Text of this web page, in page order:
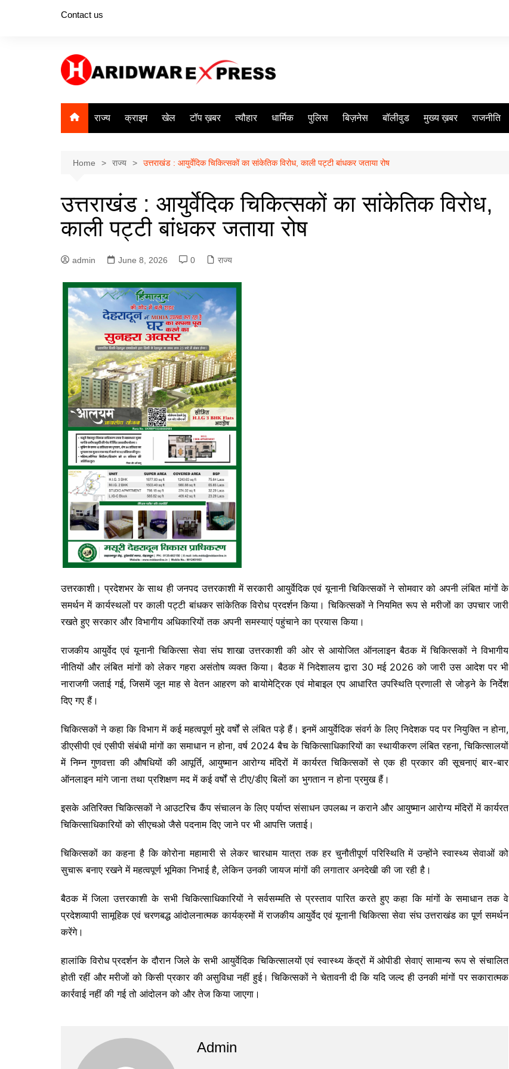
Contact us
राज्य क्राइम खेल टॉप ख़बर त्यौहार धार्मिक पुलिस बिज़नेस बॉलीवुड मुख्य ख़बर राजनीति
Home राज्य उत्तराखंड : आयुर्वेदिक चिकित्सकों का सांकेतिक विरोध, काली पट्टी बांधकर जताया रोष
उत्तराखंड : आयुर्वेदिक चिकित्सकों का सांकेतिक विरोध,
काली पट्टी बांधकर जताया रोष
admin June 8, 2026 0 राज्य
उत्तरकाशी। प्रदेशभर के साथ ही जनपद उत्तरकाशी में सरकारी आयुर्वेदिक एवं यूनानी चिकित्सकों ने सोमवार को अपनी लंबित मांगों के
समर्थन में कार्यस्थलों पर काली पट्टी बांधकर सांकेतिक विरोध प्रदर्शन किया। चिकित्सकों ने नियमित रूप से मरीजों का उपचार जारी
रखते हुए सरकार और विभागीय अधिकारियों तक अपनी समस्याएं पहुंचाने का प्रयास किया।
राजकीय आयुर्वेद एवं यूनानी चिकित्सा सेवा संघ शाखा उत्तरकाशी की ओर से आयोजित ऑनलाइन बैठक में चिकित्सकों ने विभागीय
नीतियों और लंबित मांगों को लेकर गहरा असंतोष व्यक्त किया। बैठक में निदेशालय द्वारा 30 मई 2026 को जारी उस आदेश पर भी
नाराजगी जताई गई, जिसमें जून माह से वेतन आहरण को बायोमेट्रिक एवं मोबाइल एप आधारित उपस्थिति प्रणाली से जोड़ने के निर्देश
दिए गए हैं।
चिकित्सकों ने कहा कि विभाग में कई महत्वपूर्ण मुद्दे वर्षों से लंबित पड़े हैं। इनमें आयुर्वेदिक संवर्ग के लिए निदेशक पद पर नियुक्ति न होना,
डीएसीपी एवं एसीपी संबंधी मांगों का समाधान न होना, वर्ष 2024 बैच के चिकित्साधिकारियों का स्थायीकरण लंबित रहना, चिकित्सालयों
में निम्न गुणवत्ता की औषधियों की आपूर्ति, आयुष्मान आरोग्य मंदिरों में कार्यरत चिकित्सकों से एक ही प्रकार की सूचनाएं बार-बार
ऑनलाइन मांगे जाना तथा प्रशिक्षण मद में कई वर्षों से टीए/डीए बिलों का भुगतान न होना प्रमुख हैं।
इसके अतिरिक्त चिकित्सकों ने आउटरिच कैंप संचालन के लिए पर्याप्त संसाधन उपलब्ध न कराने और आयुष्मान आरोग्य मंदिरों में कार्यरत
चिकित्साधिकारियों को सीएचओ जैसे पदनाम दिए जाने पर भी आपत्ति जताई।
चिकित्सकों का कहना है कि कोरोना महामारी से लेकर चारधाम यात्रा तक हर चुनौतीपूर्ण परिस्थिति में उन्होंने स्वास्थ्य सेवाओं को
सुचारू बनाए रखने में महत्वपूर्ण भूमिका निभाई है, लेकिन उनकी जायज मांगों की लगातार अनदेखी की जा रही है।
बैठक में जिला उत्तरकाशी के सभी चिकित्साधिकारियों ने सर्वसम्मति से प्रस्ताव पारित करते हुए कहा कि मांगों के समाधान तक वे
प्रदेशव्यापी सामूहिक एवं चरणबद्ध आंदोलनात्मक कार्यक्रमों में राजकीय आयुर्वेद एवं यूनानी चिकित्सा सेवा संघ उत्तराखंड का पूर्ण समर्थन
करेंगे।
हालांकि विरोध प्रदर्शन के दौरान जिले के सभी आयुर्वेदिक चिकित्सालयों एवं स्वास्थ्य केंद्रों में ओपीडी सेवाएं सामान्य रूप से संचालित
होती रहीं और मरीजों को किसी प्रकार की असुविधा नहीं हुई। चिकित्सकों ने चेतावनी दी कि यदि जल्द ही उनकी मांगों पर सकारात्मक
कार्रवाई नहीं की गई तो आंदोलन को और तेज किया जाएगा।
Admin